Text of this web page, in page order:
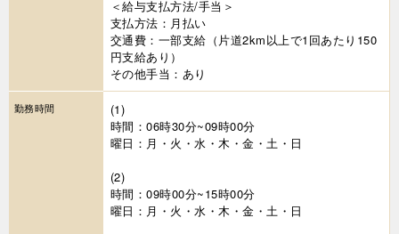
＜給与支払方法/手当＞
支払方法：月払い
交通費：一部支給（片道2km以上で1回あたり150
円支給あり）
その他手当：あり
勤務時間
(1)
時間：06時30分~09時00分
曜日：月・火・水・木・金・土・日
(2)
時間：09時00分~15時00分
曜日：月・火・水・木・金・土・日